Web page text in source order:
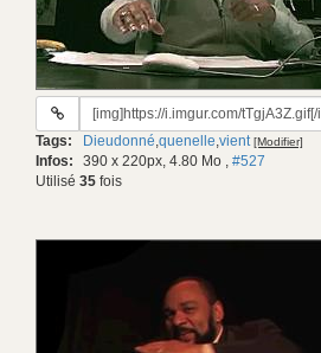
URL
gif:
Tags: Dieudonné,quenelle,vient [Modifier]
Infos: 390 x 220px, 4.80 Mo , #527
Utilisé 35 fois